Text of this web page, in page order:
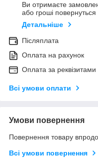
Ви отримаєте
або гроші
Детальніше
Післяплата
Оплата на рахунок
Оплата за реквізитами
Всі умови оплати
Умови повернення
Повернення товару
Всі умови повернення